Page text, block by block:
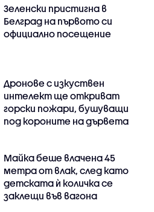
Зеленски пристигна в
Белград на първото си
официално посещение
Дронове с изкуствен
интелект ще откриват
горски пожари, бушуващи
под короните на дървета
Майка беше влачена 45
метра от влак, след като
детската ѝ количка се
заклещи във вагона